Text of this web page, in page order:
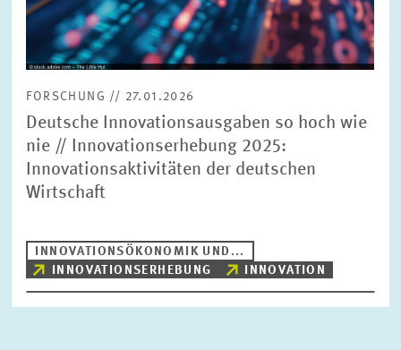
FORSCHUNG // 27.01.2026
Deutsche Innovationsausgaben so hoch wie
nie // Innovationserhebung 2025:
Innovationsaktivitäten der deutschen
Wirtschaft
INNOVATIONSÖKONOMIK UND...
INNOVATIONSERHEBUNG
INNOVATION